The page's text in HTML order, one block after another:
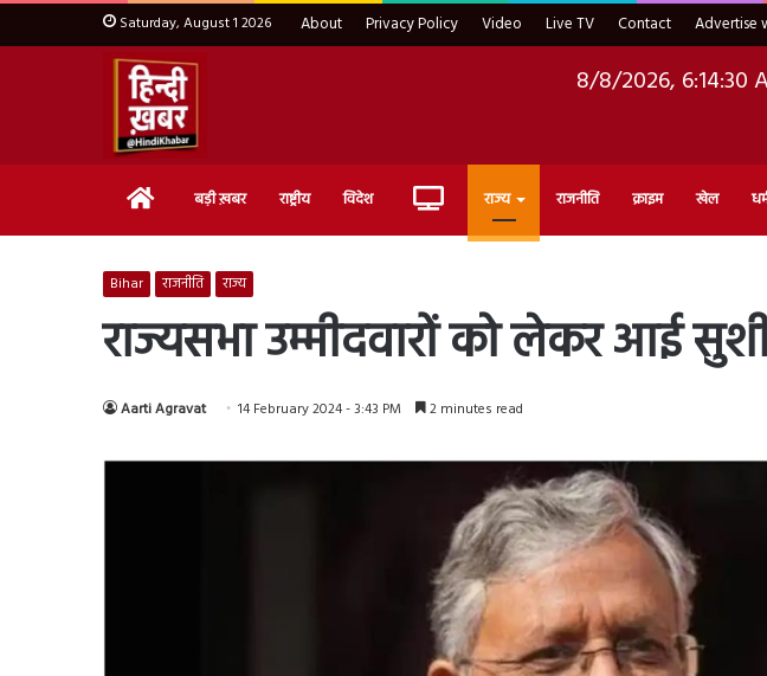
Saturday, August 1 2026 About Privacy Policy Video Live TV Contact Advertise
8/8/2026, 6:14:31
Home बड़ी ख़बर राष्ट्रीय विदेश Live राज्य राजनीति क्राइम खेल
Bihar राजनीति राज्य
राज्यसभा उम्मीदवारों को लेकर आई
Aarti Agravat 14 February 2024 - 3:43 PM 2 minutes read